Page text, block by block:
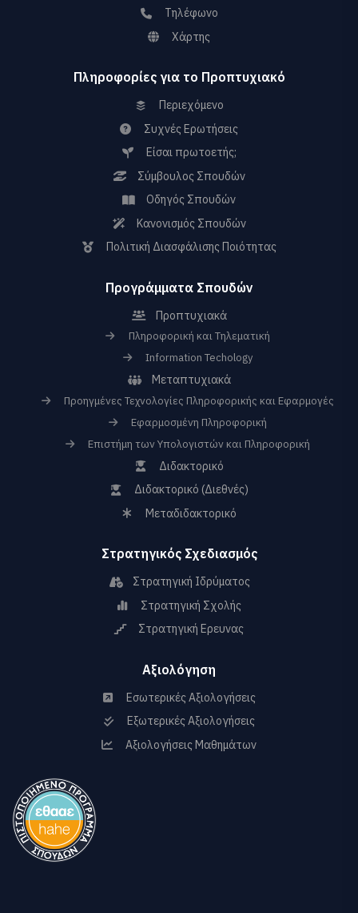
Τηλέφωνο
Χάρτης
Πληροφορίες για το Προπτυχιακό
Περιεχόμενο
Συχνές Ερωτήσεις
Είσαι πρωτοετής;
Σύμβουλος Σπουδών
Οδηγός Σπουδών
Κανονισμός Σπουδών
Πολιτική Διασφάλισης Ποιότητας
Προγράμματα Σπουδών
Προπτυχιακά
Πληροφορική και Τηλεματική
Information Techology
Μεταπτυχιακά
Προηγμένες Τεχνολογίες Πληροφορικής και Εφαρμογές
Εφαρμοσμένη Πληροφορική
Επιστήμη των Υπολογιστών και Πληροφορική
Διδακτορικό
Διδακτορικό (Διεθνές)
Μεταδιδακτορικό
Στρατηγικός Σχεδιασμός
Στρατηγική Ιδρύματος
Στρατηγική Σχολής
Στρατηγική Ερευνας
Αξιολόγηση
Εσωτερικές Αξιολογήσεις
Εξωτερικές Αξιολογήσεις
Αξιολογήσεις Μαθημάτων